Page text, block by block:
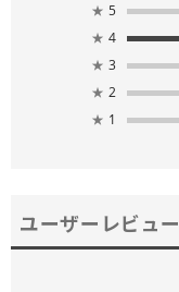
★ 5
★ 4
★ 3
★ 2
★ 1
ユーザーレビュー